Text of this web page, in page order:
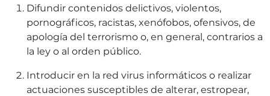
Difundir contenidos delictivos, violentos,
pornográficos, racistas, xenófobos, ofensivos, de
apología del terrorismo o, en general, contrarios a
la ley o al orden público.
Introducir en la red virus informáticos o realizar
actuaciones susceptibles de alterar, estropear,